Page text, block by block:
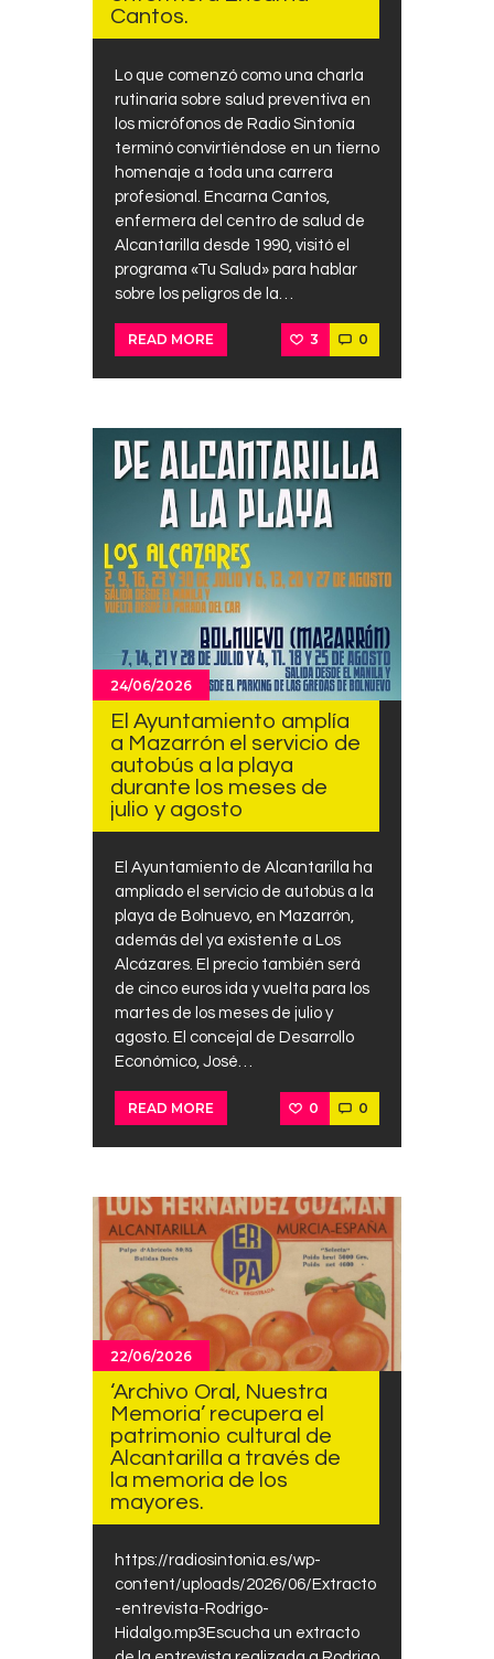
Cantos.
Lo que comenzó como una charla
rutinaria sobre salud preventiva en
los micrófonos de Radio Sintonía
terminó convirtiéndose en un tierno
homenaje a toda una carrera
profesional. Encarna Cantos,
enfermera del centro de salud de
Alcantarilla desde 1990, visitó el
programa «Tu Salud» para hablar
sobre los peligros de la…
READ MORE 3 0
24/06/2026
El Ayuntamiento amplía
a Mazarrón el servicio de
autobús a la playa
durante los meses de
julio y agosto
El Ayuntamiento de Alcantarilla ha
ampliado el servicio de autobús a la
playa de Bolnuevo, en Mazarrón,
además del ya existente a Los
Alcázares. El precio también será
de cinco euros ida y vuelta para los
martes de los meses de julio y
agosto. El concejal de Desarrollo
Económico, José…
READ MORE 0 0
22/06/2026
‘Archivo Oral, Nuestra
Memoria’ recupera el
patrimonio cultural de
Alcantarilla a través de
la memoria de los
mayores.
https://radiosintonia.es/wp-
content/uploads/2026/06/Extracto
-entrevista-Rodrigo-
Hidalgo.mp3Escucha un extracto